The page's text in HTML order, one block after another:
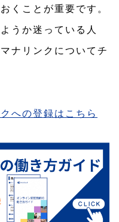
くことが重要です。
うか迷っている人
ナリンクについてチ
への登録はこちら